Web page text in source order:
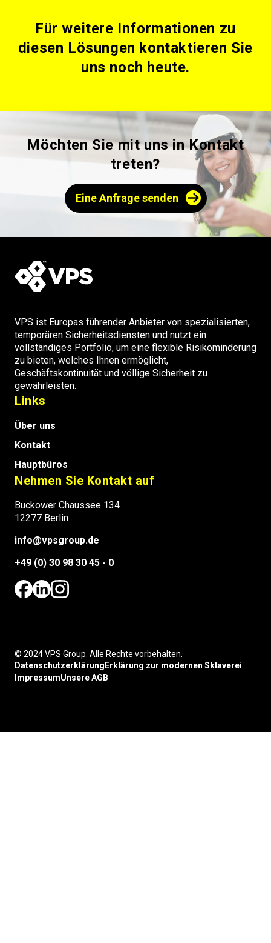
Für weitere Informationen zu
diesen Lösungen kontaktieren Sie
uns noch heute.
Möchten Sie mit uns in Kontakt
treten?
Eine Anfrage senden
VPS ist Europas führender Anbieter von spezialisierten,
temporären Sicherheitsdiensten und nutzt ein
vollständiges Portfolio, um eine flexible Risikominderung
zu bieten, welches Ihnen ermöglicht,
Geschäftskontinuität und völlige Sicherheit zu
gewährleisten.
Links
Über uns
Kontakt
Hauptbüros
Nehmen Sie Kontakt auf
Buckower Chaussee 134
12277 Berlin
info@vpsgroup.de
+49 (0) 30 98 30 45 - 0
© 2024 VPS Group. Alle Rechte vorbehalten.
Datenschutzerklärung Erklärung zur modernen Sklaverei
ImpressumUnsere AGB